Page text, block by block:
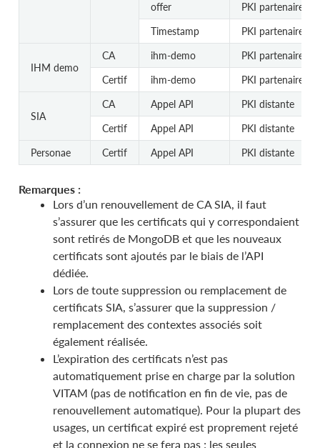
offer
PKI partenaire
Timestamp
PKI partenaire
IHM demo
CA ihm-demo
PKI partenaire
Certif
ihm-demo PKI partenaire
SIA
CA Appel API
PKI distante
Certif
Appel API
PKI distante
Personae
Certif Appel API PKI distante
Remarques :
Lors d’un renouvellement de CA SIA, il faut
s’assurer que les certificats qui y correspondaient
sont retirés de MongoDB et que les nouveaux
certificats sont ajoutés par le biais de l’API
dédiée.
Lors de toute suppression ou remplacement de
certificats SIA, s’assurer que la suppression /
remplacement des contextes associés soit
également réalisée.
L’expiration des certificats n’est pas
automatiquement prise en charge par la solution
VITAM (pas de notification en fin de vie, pas de
renouvellement automatique). Pour la plupart des
usages, un certificat expiré est proprement rejeté
et la connexion ne se fera pas ; les seules